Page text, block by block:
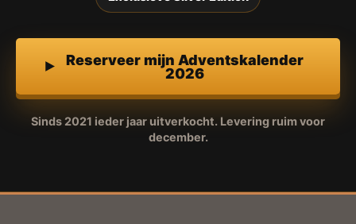
Reserveer mijn Adventskalender
2026
Sinds 2021 ieder jaar uitverkocht. Levering ruim voor
december.